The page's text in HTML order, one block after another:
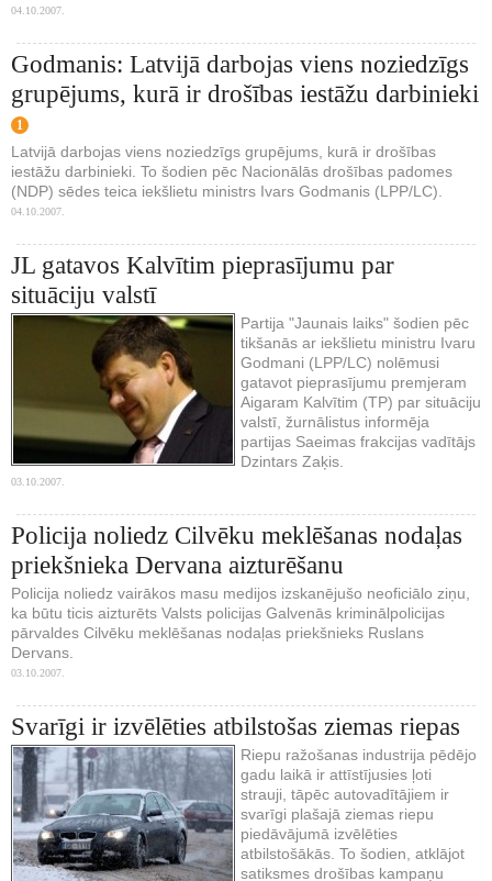
04.10.2007.
Godmanis: Latvijā darbojas viens noziedzīgs
grupējums, kurā ir drošības iestāžu darbinieki
1
Latvijā darbojas viens noziedzīgs grupējums, kurā ir drošības
iestāžu darbinieki. To šodien pēc Nacionālās drošības padomes
(NDP) sēdes teica iekšlietu ministrs Ivars Godmanis (LPP/LC).
04.10.2007.
JL gatavos Kalvītim pieprasījumu par
situāciju valstī
Partija "Jaunais laiks" šodien pēc
tikšanās ar iekšlietu ministru Ivaru
Godmani (LPP/LC) nolēmusi
gatavot pieprasījumu premjeram
Aigaram Kalvītim (TP) par situāciju
valstī, žurnālistus informēja
partijas Saeimas frakcijas vadītājs
Dzintars Zaķis.
03.10.2007.
Policija noliedz Cilvēku meklēšanas nodaļas
priekšnieka Dervana aizturēšanu
Policija noliedz vairākos masu medijos izskanējušo neoficiālo ziņu,
ka būtu ticis aizturēts Valsts policijas Galvenās kriminālpolicijas
pārvaldes Cilvēku meklēšanas nodaļas priekšnieks Ruslans
Dervans.
03.10.2007.
Svarīgi ir izvēlēties atbilstošas ziemas riepas
Riepu ražošanas industrija pēdējo
gadu laikā ir attīstījusies ļoti
strauji, tāpēc autovadītājiem ir
svarīgi plašajā ziemas riepu
piedāvājumā izvēlēties
atbilstošākās. To šodien, atklājot
satiksmes drošības kampaņu